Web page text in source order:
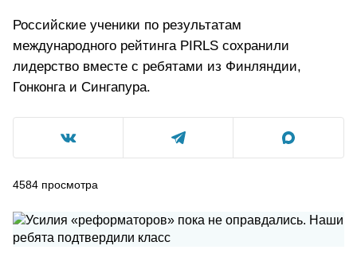
Российские ученики по результатам
международного рейтинга PIRLS сохранили
лидерство вместе с ребятами из Финляндии,
Гонконга и Сингапура.
4584 просмотра